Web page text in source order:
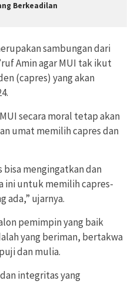
Berkeadilan
sambungan dari
Amin agar MUI tak ikut
(capres) yang akan
secara moral tetap akan
umat memilih capres dan
bisa mengingatkan dan
ini untuk memilih capres-
ada,” ujarnya.
pemimpin yang baik
yang beriman, bertakwa
dan mulia.
integritas yang